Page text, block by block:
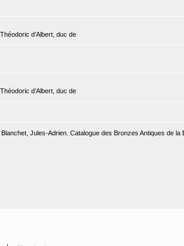
d’Albert, duc de
d’Albert, duc de
Jules-Adrien. Catalogue des Bronzes Antiques de la